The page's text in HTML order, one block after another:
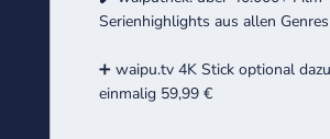
Serienhighlights aus allen Genres
➕ waipu.tv 4K Stick optional
einmalig 59,99 €